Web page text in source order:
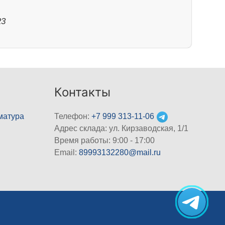
Контакты
Телефон:+7 999 313-11-06
Адрес склада: ул. Кирзаводская, 1/1
Время работы: 9:00 - 17:00
Email:89993132280@mail.ru